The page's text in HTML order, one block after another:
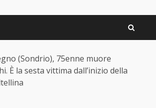
(Sondrio), 75enne muore
È la sesta vittima dall’inizio della